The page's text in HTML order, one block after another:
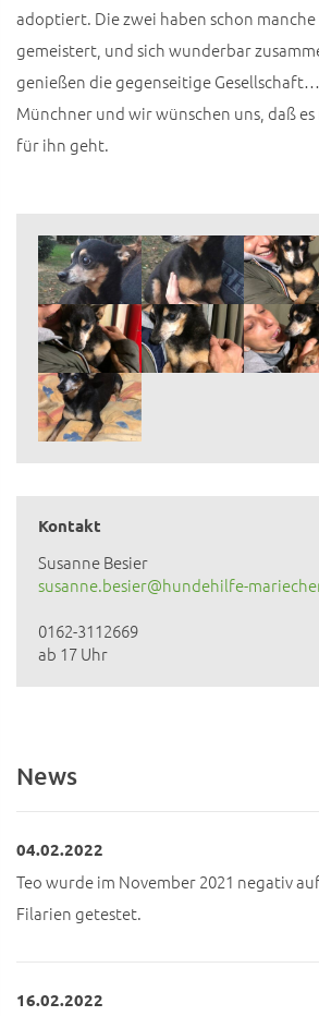
adoptiert. Die zwei haben schon
gemeistert, und sich wunderbar
genießen die gegenseitige
Münchner und wir wünschen uns, daß
für ihn geht.
Kontakt
Susanne Besier
susanne.besier@hundehilfe-
0162-3112669
ab 17 Uhr
News
04.02.2022
Teo wurde im November 2021 negativ
Filarien getestet.
16.02.2022